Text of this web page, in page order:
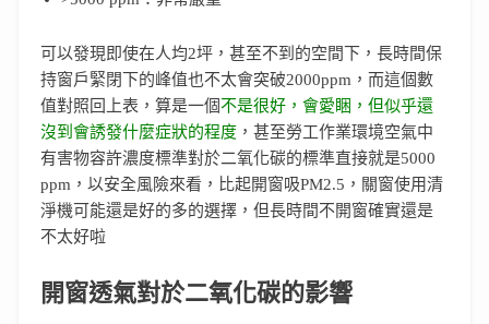
可以發現即使在人均2坪，甚至不到的空間下，長時間保
持窗戶緊閉下的峰值也不太會突破2000ppm，而這個數
值對照回上表，算是一個不是很好，會愛睏，但似乎還
沒到會誘發什麼症狀的程度 ，甚至勞工作業環境空氣中
有害物容許濃度標準對於二氧化碳的標準直接就是5000
ppm，以安全風險來看，比起開窗吸PM2.5，關窗使用清
淨機可能還是好的多的選擇，但長時間不開窗確實還是
不太好啦
開窗透氣對於二氧化碳的影響